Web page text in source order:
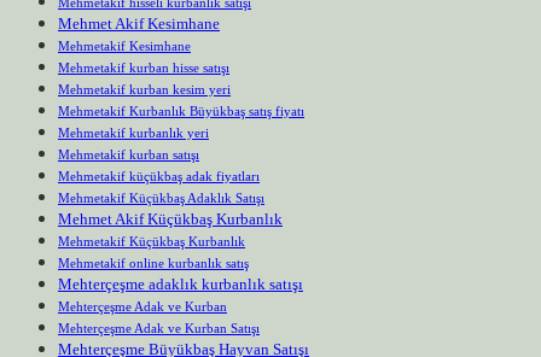
Mehmet Akif Kesimhane
Mehmetakif Kesimhane
Mehmetakif kurban hisse satışı
Mehmetakif kurban kesim yeri
Mehmetakif Kurbanlık Büyükbaş satış fiyatı
Mehmetakif kurbanlık yeri
Mehmetakif kurban satışı
Mehmetakif küçükbaş adak fiyatları
Mehmetakif Küçükbaş Adaklık Satışı
Mehmet Akif Küçükbaş Kurbanlık
Mehmetakif Küçükbaş Kurbanlık
Mehmetakif online kurbanlık satış
Mehterçeşme adaklık kurbanlık satışı
Mehterçeşme Adak ve Kurban
Mehterçeşme Adak ve Kurban Satışı
Mehterçeşme Büyükbaş Hayvan Satışı